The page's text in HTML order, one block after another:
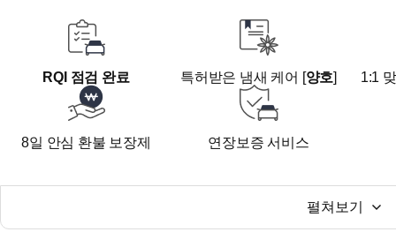
RQI 점검 완료 특허받은 냄새 케어 [양호] 1:1
8일 안심 환불 보장제 연장보증 서비스
펼쳐보기